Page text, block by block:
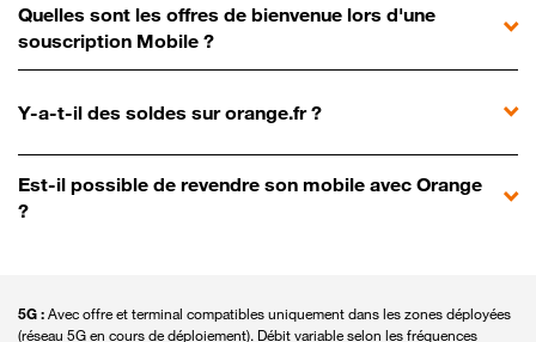
Quelles sont les offres de bienvenue lors d'une
souscription Mobile ?
Y-a-t-il des soldes sur orange.fr ?
Est-il possible de revendre son mobile avec Orange
?
5G :Avec offre et terminal compatibles uniquement dans les zones déployées
(réseau 5G en cours de déploiement). Débit variable selon les fréquences